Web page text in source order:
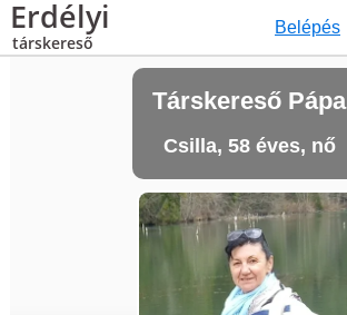
Erdélyi
társkereső
Belépés
Társkereső Pápa
Csilla, 58 éves, nő